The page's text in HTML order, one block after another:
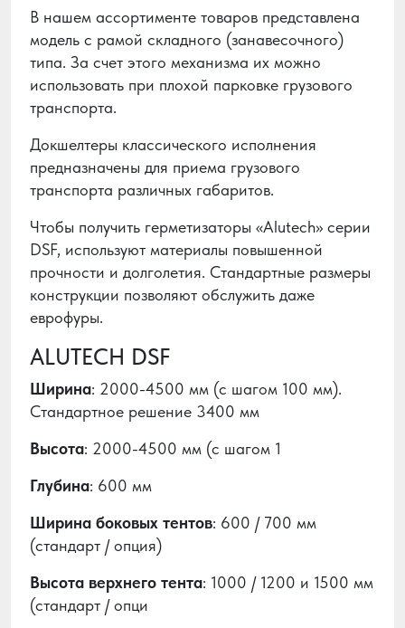
В нашем ассортименте товаров представлена
модель с рамой складного (занавесочного)
типа. За счет этого механизма их можно
использовать при плохой парковке грузового
транспорта.
Докшелтеры классического исполнения
предназначены для приема грузового
транспорта различных габаритов.
Чтобы получить герметизаторы «Alutech» серии
DSF, используют материалы повышенной
прочности и долголетия. Стандартные размеры
конструкции позволяют обслужить даже
еврофуры.
ALUTECH DSF
Ширина: 2000-4500 мм (с шагом 100 мм).
Стандартное решение 3400 мм
Высота: 2000-4500 мм (с шагом 1
Глубина: 600 мм
Ширина боковых тентов: 600 / 700 мм
(стандарт / опция)
Высота верхнего тента: 1000 / 1200 и 1500 мм
(стандарт / опци